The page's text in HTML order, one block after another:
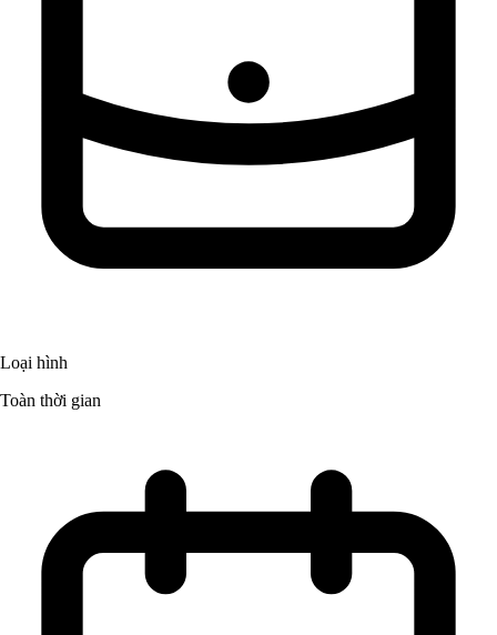
Loại hình
Toàn thời gian